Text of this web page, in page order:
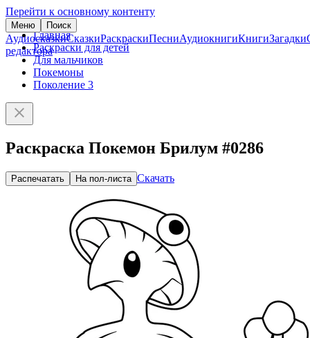
Перейти к основному контенту
Меню Поиск
АудиосказкиСказкиРаскраскиПесниАудиокнигиКнигиЗагадки
редактора
Главная
Раскраски для детей
Для мальчиков
Покемоны
Поколение 3
Раскраска Покемон Брилум #0286
Распечатать На пол-листа Скачать